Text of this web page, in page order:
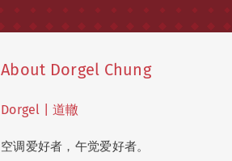
About Dorgel Chung
Dorgel | 道轍
空调爱好者，午觉爱好者。